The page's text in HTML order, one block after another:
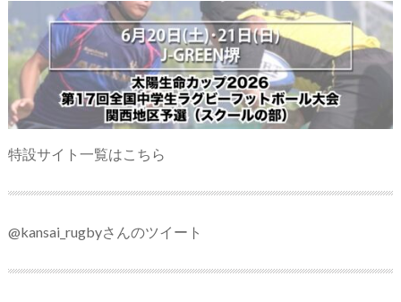
特設サイト一覧はこちら
@kansai_rugbyさんのツイート